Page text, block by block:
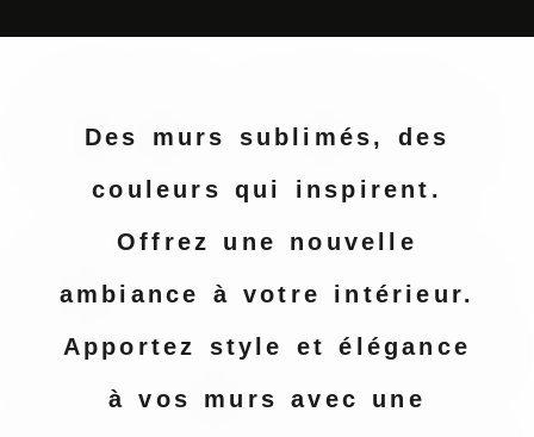
Des murs sublimés, des
couleurs qui inspirent.
Offrez une nouvelle
ambiance à votre intérieur.
Apportez style et élégance
à vos murs avec une